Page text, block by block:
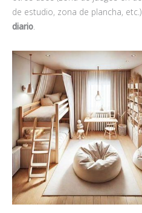
de estudio, zona de plancha, etc.)
diario